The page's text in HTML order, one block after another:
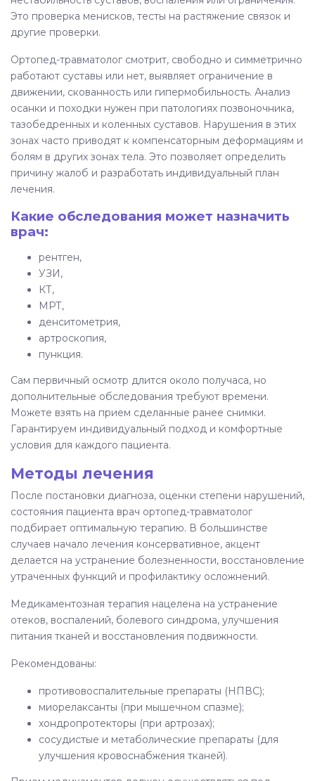
Это проверка менисков, тесты на растяжение связок и
другие проверки.
Ортопед-травматолог смотрит, свободно и симметрично
работают суставы или нет, выявляет ограничение в
движении, скованность или гипермобильность. Анализ
осанки и походки нужен при патологиях позвоночника,
тазобедренных и коленных суставов. Нарушения в этих
зонах часто приводят к компенсаторным деформациям и
болям в других зонах тела. Это позволяет определить
причину жалоб и разработать индивидуальный план
лечения.
Какие обследования может назначить
врач:
рентген,
УЗИ,
КТ,
МРТ,
денситометрия,
артроскопия,
пункция.
Сам первичный осмотр длится около получаса, но
дополнительные обследования требуют времени.
Можете взять на прием сделанные ранее снимки.
Гарантируем индивидуальный подход и комфортные
условия для каждого пациента.
Методы лечения
После постановки диагноза, оценки степени нарушений,
состояния пациента врач ортопед-травматолог
подбирает оптимальную терапию. В большинстве
случаев начало лечения консервативное, акцент
делается на устранение болезненности, восстановление
утраченных функций и профилактику осложнений.
Медикаментозная терапия нацелена на устранение
отеков, воспалений, болевого синдрома, улучшения
питания тканей и восстановления подвижности.
Рекомендованы:
противовоспалительные препараты (НПВС);
миорелаксанты (при мышечном спазме);
хондропротекторы (при артрозах);
сосудистые и метаболические препараты (для
улучшения кровоснабжения тканей).